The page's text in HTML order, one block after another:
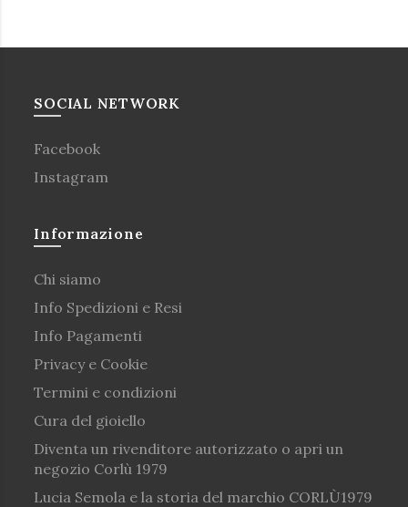
SOCIAL NETWORK
Facebook
Instagram
Informazione
Chi siamo
Info Spedizioni e Resi
Info Pagamenti
Privacy e Cookie
Termini e condizioni
Cura del gioiello
Diventa un rivenditore autorizzato o apri un
negozio Corlù 1979
Lucia Semola e la storia del marchio CORLÙ1979